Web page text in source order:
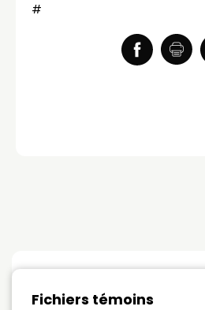
#
Fichiers témoins